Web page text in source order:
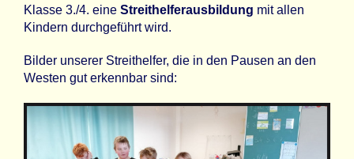
Klasse 3./4. eine Streithelferausbildung mit allen
Kindern durchgeführt wird.
Bilder unserer Streithelfer, die in den Pausen an den
Westen gut erkennbar sind: